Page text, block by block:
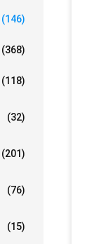
(146)
(368)
(118)
(32)
(201)
(76)
(15)